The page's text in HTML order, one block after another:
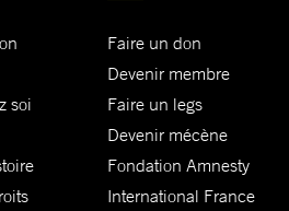
soi
Faire un don
Devenir membre
Faire un legs
Devenir mécène
Fondation Amnesty
International France